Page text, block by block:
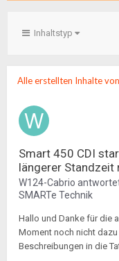
Inhaltstyp
Alle erstellten Inhalte
Smart 450 CDI
längerer Standzeit
W124-Cabrio
SMARTe Technik
Hallo und Danke für die
Moment noch nicht
Beschreibungen in die